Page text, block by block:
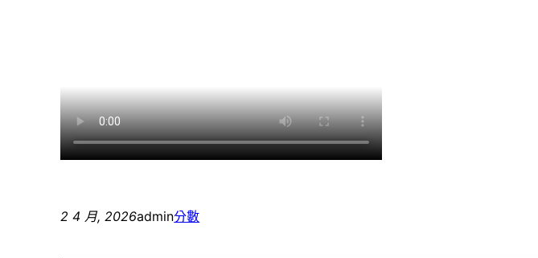
2 4 月, 2026admin分數